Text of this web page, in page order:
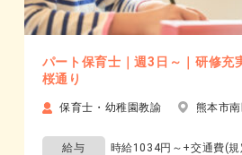
パート保育士｜週3日～｜研修充
桜通り
保育士・幼稚園教諭 熊本市南
給与 時給1034円～+交通費(規